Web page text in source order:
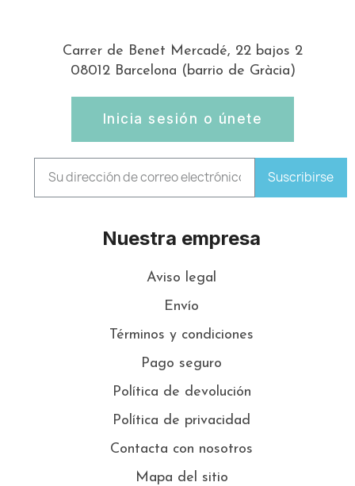
Carrer de Benet Mercadé, 22 bajos 2
08012 Barcelona (barrio de Gràcia)
Inicia sesión o únete
Suscribirse
Nuestra empresa
Aviso legal
Envío
Términos y condiciones
Pago seguro
Política de devolución
Política de privacidad
Contacta con nosotros
Mapa del sitio